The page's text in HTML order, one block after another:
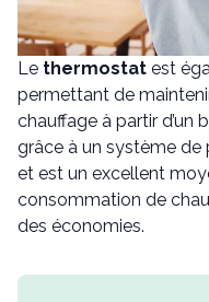
Le thermostat est
permettant de
chauffage à partir d’un
grâce à un système
et est un excellent
consommation de
des économies.